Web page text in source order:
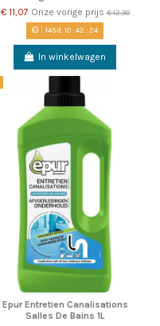
€ 11,07 Onze vorige prijs€ 12,30
145d.10:42 :23
In winkelwagen
Epur Entretien Canalisations
Salles De Bains 1L